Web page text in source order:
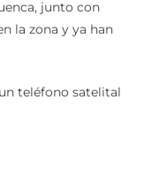
junto con
la zona y ya han
teléfono satelital